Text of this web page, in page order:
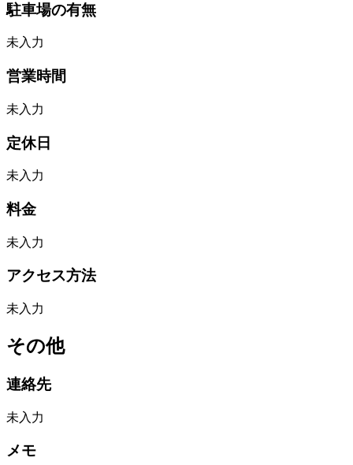
駐車場の有無
未入力
営業時間
未入力
定休日
未入力
料金
未入力
アクセス方法
未入力
その他
連絡先
未入力
メモ